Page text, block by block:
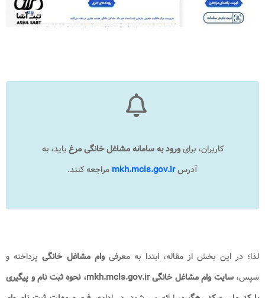
کاربران، برایورود به سامانه مشاغل خانگی مرغ​باید، به
آدرسmkh.mcls.gov.ir مراجعه کنند.
لذا؛ در این بخش از مقاله، ابتدا به معرفیوام مشاغل خانگیپرداخته و
سپس، سایت وام مشاغل خانگی
mkh.mcls.gov.ir، نحوه ثبت نام و پیگیری